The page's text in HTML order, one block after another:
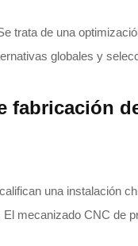
trata de una
globales y
fabricación
una instalación
mecanizado CNC de